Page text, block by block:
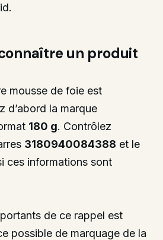
un produit
mousse de foie est
d’abord la marque
180 g. Contrôlez
3180940084388 et le
ces informations sont
de ce rappel est
possible de marquage de la